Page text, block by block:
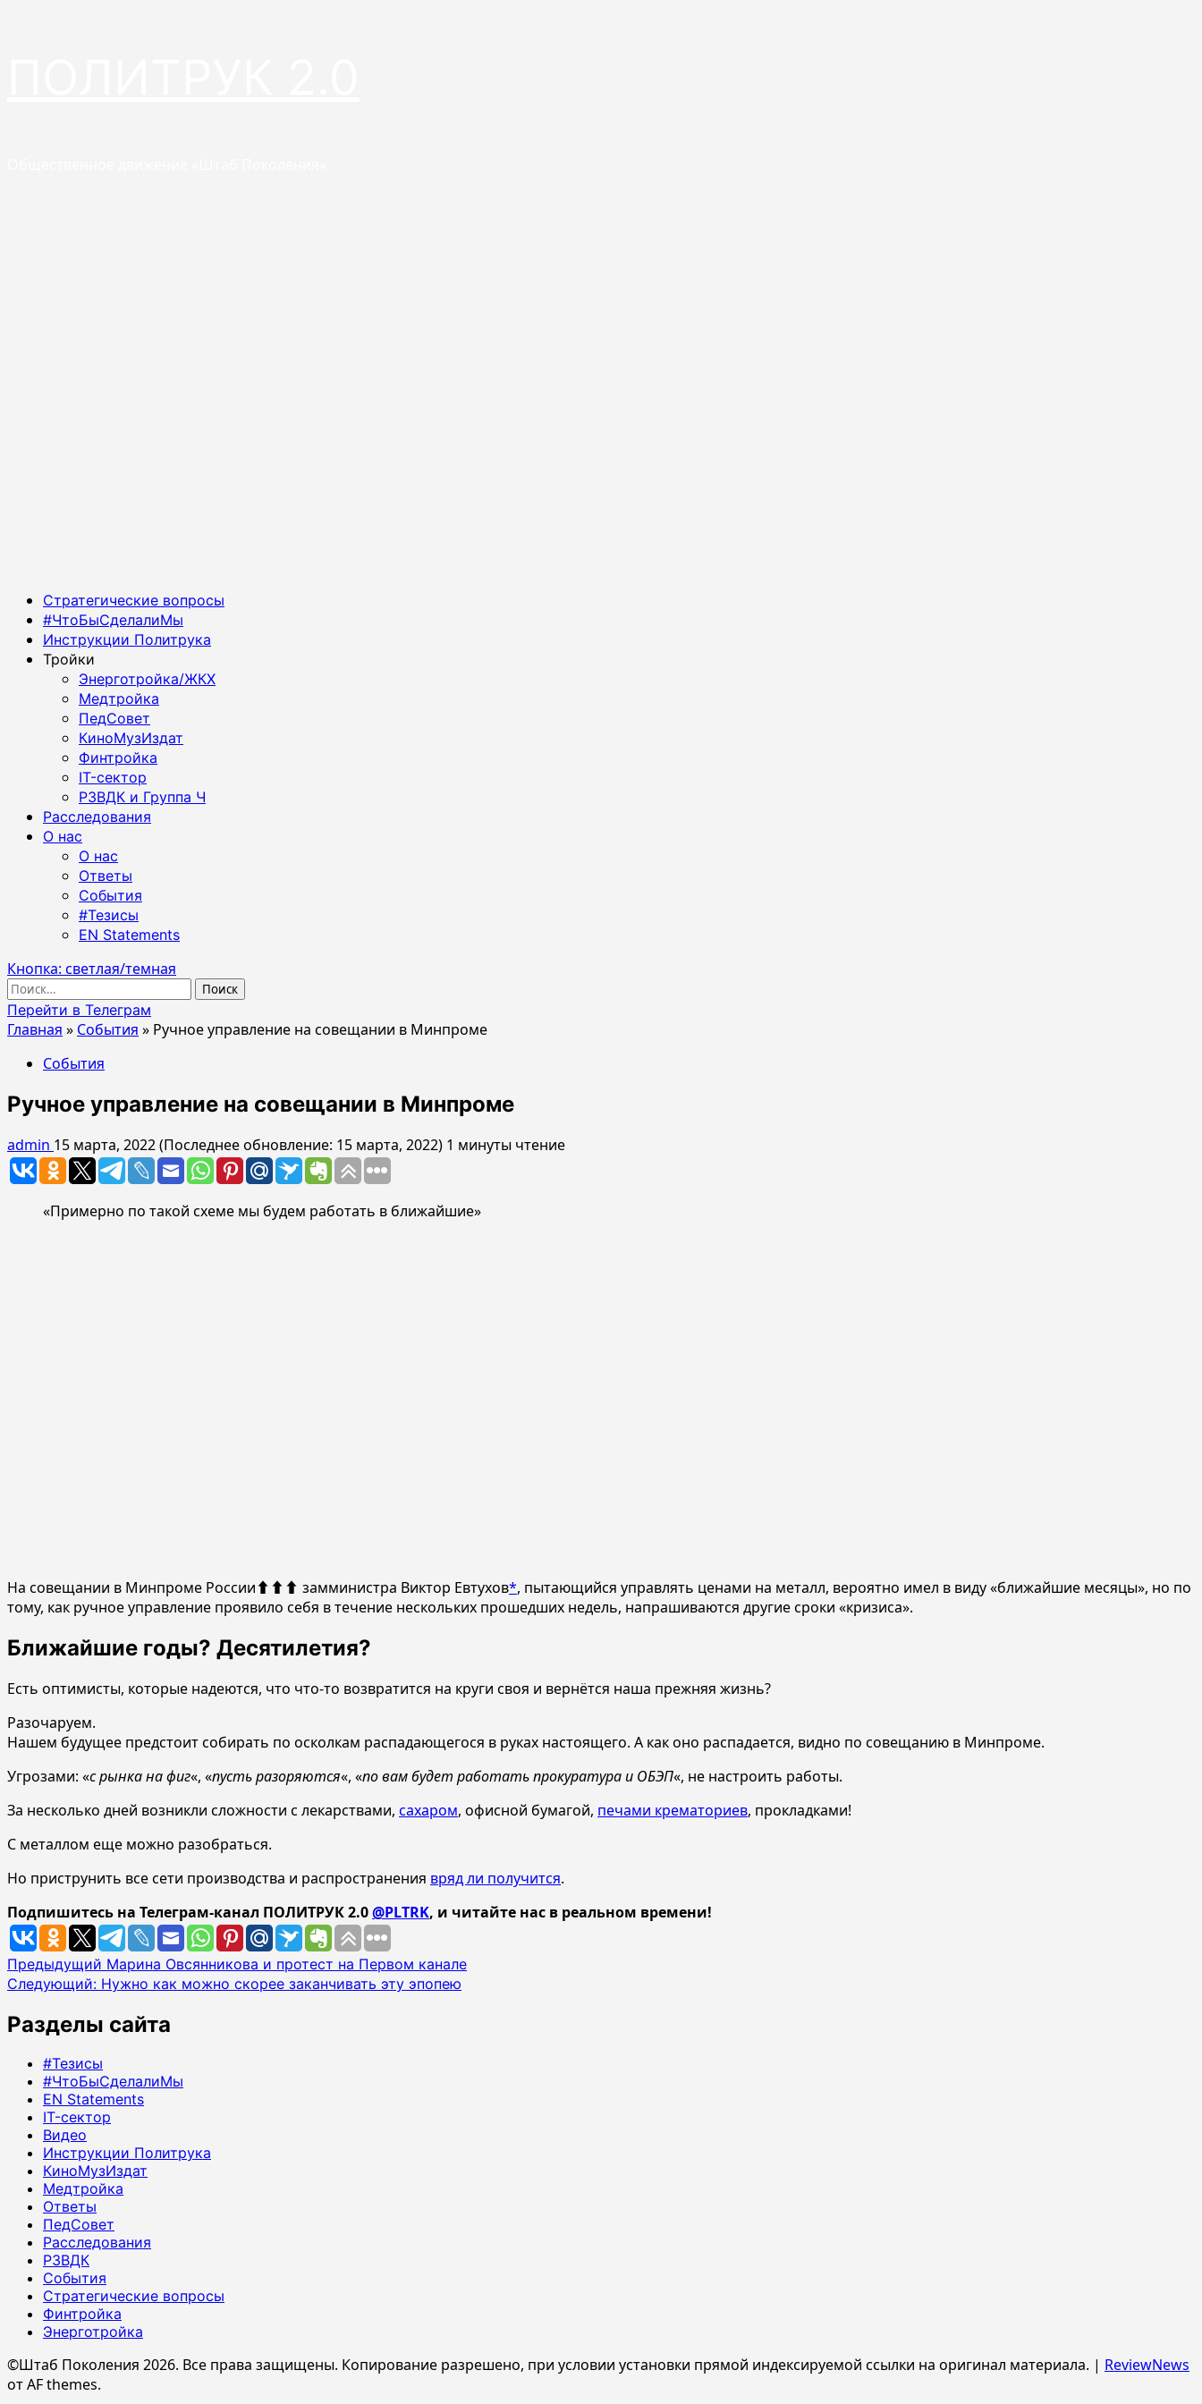
Основное
меню
Стратегические вопросы
#ЧтоБыСделалиМы
Инструкции Политрука
Тройки
Энерготройка/ЖКХ
Медтройка
ПедСовет
КиноМузИздат
Финтройка
IT-сектор
РЗВДК и Группа Ч
Расследования
О нас
О нас
Ответы
События
#Тезисы
EN Statements
Кнопка: светлая/темная
Найти:
Перейти в Телеграм
Главная » События » Ручное управление на совещании в Минпроме
События
Ручное управление на совещании в Минпроме
admin 15 марта, 2022 (Последнее обновление: 15 марта, 2022) 1 минуты чтение
«Примерно по такой схеме мы будем работать в ближайшие»
На совещании в Минпроме России⬆️⬆️⬆️ замминистра Виктор Евтухов*, пытающийся управлять ценами на металл, вероятно имел в виду «ближайшие месяцы», но по
тому, как ручное управление проявило себя в течение нескольких прошедших недель, напрашиваются другие сроки «кризиса».
Ближайшие годы? Десятилетия?
Есть оптимисты, которые надеются, что что-то возвратится на круги своя и вернётся наша прежняя жизнь?
Разочаруем.
Нашем будущее предстоит собирать по осколкам распадающегося в руках настоящего. А как оно распадается, видно по совещанию в Минпроме.
Угрозами: «с рынка на фиг«, «пусть разоряются«, «по вам будет работать прокуратура и ОБЭП«, не настроить работы.
За несколько дней возникли сложности с лекарствами, сахаром, офисной бумагой, печами крематориев, прокладками!
С металлом еще можно разобраться.
Но приструнить все сети производства и распространения вряд ли получится.
Подпишитесь на Телеграм-канал ПОЛИТРУК 2.0@PLTRK, и читайте нас в реальном времени!
Навигация
записи
Предыдущий Марина Овсянникова и протест на Первом канале
Следующий: Нужно как можно скорее заканчивать эту эпопею
Разделы сайта
#Тезисы
#ЧтоБыСделалиМы
EN Statements
IT-сектор
Видео
Инструкции Политрука
КиноМузИздат
Медтройка
Ответы
ПедСовет
Расследования
РЗВДК
События
Стратегические вопросы
Финтройка
Энерготройка
©Штаб Поколения 2026. Все права защищены. Копирование разрешено, при условии установки прямой индексируемой ссылки на оригинал материала. | ReviewNews
от AF themes.